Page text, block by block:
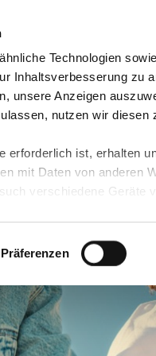
Technologien
Inhaltsverbesserung zu
unsere Anzeigen
nutzen wir diesen
erforderlich ist, erhalten
mit Daten von anderen
verschiedene Geräte
Daten führen kann.
unseren
Funktionen für diese
mittels
erteilte Einwilligung
Präferenzen
& Angebote